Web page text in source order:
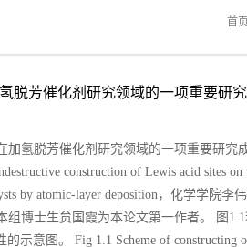
首页
脱芳催化剂研究领域的一项重要研究
加氢脱芳催化剂研究领域的一项重要研究
construction of Lewis acid sites on
by atomic-layer deposition，化学学院李
组博士生贠国霞为本论文第一作者。 图
示意图。 Fig 1.1 Scheme of constructing